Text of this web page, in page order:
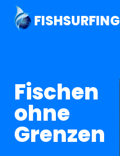
FISHSURFING
Fischen
ohne
Grenzen